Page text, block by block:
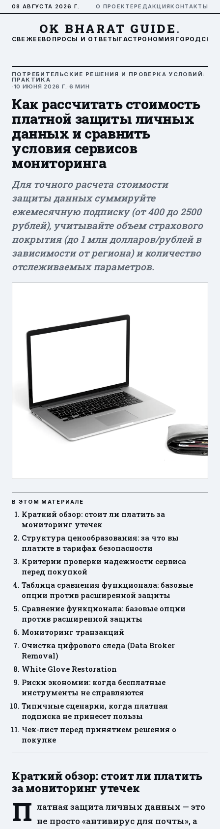
08 АВГУСТА 2026 Г. О ПРОЕКТЕРЕДАКЦИЯКОНТАКТЫ
OK BHARAT GUIDE.
СВЕЖЕЕ ВОПРОСЫ И ОТВЕТЫ ГАСТРОНОМИЯ
ПОТРЕБИТЕЛЬСКИЕ РЕШЕНИЯ И ПРОВЕРКА УСЛОВИЙ:
ПРАКТИКА
·10 ИЮНЯ 2026 Г. ·6 МИН
Как рассчитать стоимость
платной защиты личных
данных и сравнить
условия сервисов
мониторинга
Для точного расчета стоимости
защиты данных суммируйте
ежемесячную подписку (от 400 до 2500
рублей), учитывайте объем страхового
покрытия (до 1 млн долларов/рублей в
зависимости от региона) и количество
отслеживаемых параметров.
В ЭТОМ МАТЕРИАЛЕ
Краткий обзор: стоит ли платить за
мониторинг утечек
Структура ценообразования: за что вы
платите в тарифах безопасности
Критерии проверки надежности сервиса
перед покупкой
Таблица сравнения функционала: базовые
опции против расширенной защиты
Сравнение функционала: базовые опции
против расширенной защиты
Мониторинг транзакций
Очистка цифрового следа (Data Broker
Removal)
White Glove Restoration
Риски экономии: когда бесплатные
инструменты не справляются
Типичные сценарии, когда платная
подписка не принесет пользы
Чек-лист перед принятием решения о
покупке
Краткий обзор: стоит ли платить
за мониторинг утечек
П латная защита личных данных — это
не просто «антивирус для почты», а